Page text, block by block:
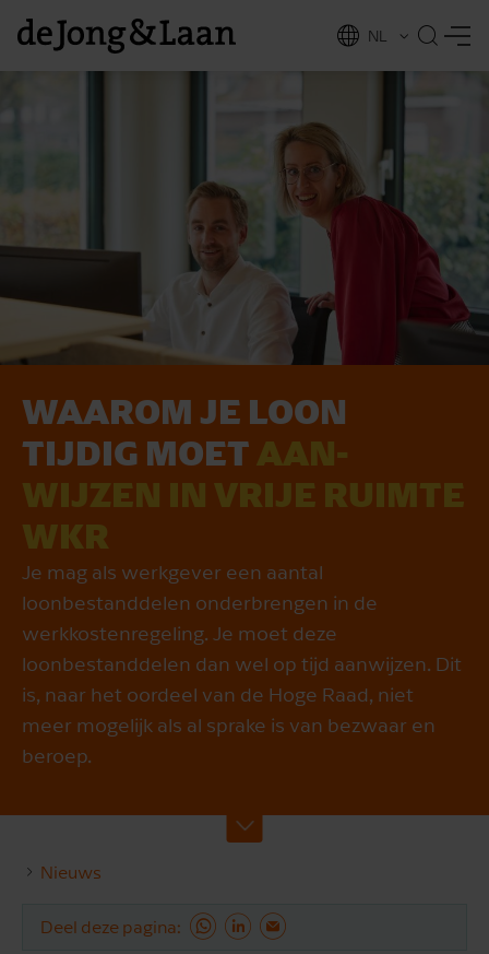
NL
EN
WAAROM JE LOON
TIJDIG MOET AAN­
WIJZEN IN VRIJE RUIMTE
WKR
Je mag als werkgever een aantal
loonbestanddelen onderbrengen in de
werkkostenregeling. Je moet deze
loonbestanddelen dan wel op tijd aanwijzen. Dit
is, naar het oordeel van de Hoge Raad, niet
meer mogelijk als al sprake is van bezwaar en
beroep.
Nieuws
Deel deze pagina